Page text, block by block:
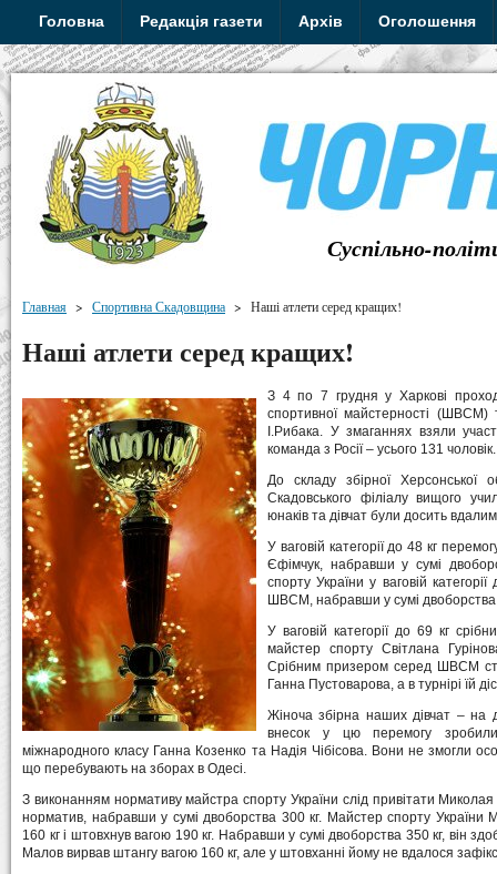
Головна Редакція газети Архів Оголошення
Суспільно-
Главная > Спортивна Скадовщина > Наші атлети серед кращих!
Наші атлети серед кращих!
З 4 по 7 грудня у Харкові
спортивної майстерності (ШВСМ)
І.Рибака. У змаганнях взяли
команда з Росії – усього 131 чоловік.
До складу збірної Херсонської
Скадовського філіалу вищого
юнаків та дівчат були досить
У ваговій категорії до 48 кг
Єфімчук, набравши у сумі
спорту України у ваговій
ШВСМ, набравши у сумі двоборства
У ваговій категорії до 69 кг
майстер спорту Світлана
Срібним призером серед ШВСМ
Ганна Пустоварова, а в турнірі їй
Жіноча збірна наших дівчат – на
внесок у цю перемогу
міжнародного класу Ганна Козенко та Надія Чібісова. Вони не змогли
що перебувають на зборах в Одесі.
З виконанням нормативу майстра спорту України слід привітати
норматив, набравши у сумі двоборства 300 кг. Майстер спорту
160 кг і штовхнув вагою 190 кг. Набравши у сумі двоборства 350 кг, він
Малов вирвав штангу вагою 160 кг, але у штовханні йому не вдалося